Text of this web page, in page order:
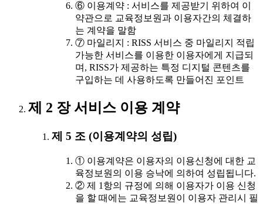
⑥ 이용계약 : 서비스를 제공받기 위하여 이
약관으로 교육정보원과 이용자간의 체결하
는 계약을 말함
⑦ 마일리지 : RISS 서비스 중 마일리지 적립
가능한 서비스를 이용한 이용자에게 지급되
며, RISS가 제공하는 특정 디지털 콘텐츠를
구입하는 데 사용하도록 만들어진 포인트
제 2 장 서비스 이용 계약
제 5 조 (이용계약의 성립)
① 이용계약은 이용자의 이용신청에 대한 교
육정보원의 이용 승낙에 의하여 성립됩니다.
② 제 1항의 규정에 의해 이용자가 이용 신청
을 할 때에는 교육정보원이 이용자 관리시 필